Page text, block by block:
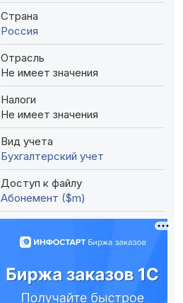
Страна
Россия
Отрасль
Не имеет значения
Налоги
Не имеет значения
Вид учета
Бухгалтерский учет
Доступ к файлу
Абонемент ($m)